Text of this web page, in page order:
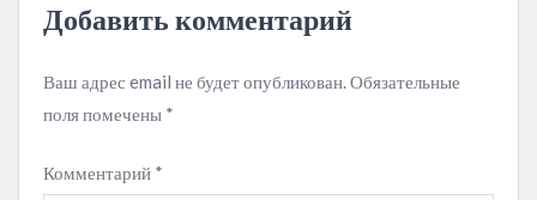
Добавить комментарий
Ваш адрес email не будет опубликован. Обязательные
поля помечены *
Комментарий *